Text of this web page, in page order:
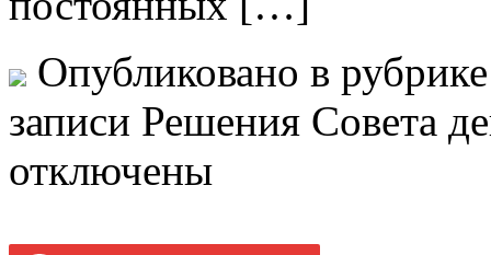
Опубликовано в
записи Решения Совета
отключены